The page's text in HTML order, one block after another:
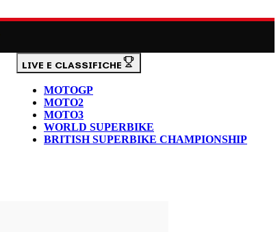
LIVE E CLASSIFICHE
MOTOGP
MOTO2
MOTO3
WORLD SUPERBIKE
BRITISH SUPERBIKE CHAMPIONSHIP